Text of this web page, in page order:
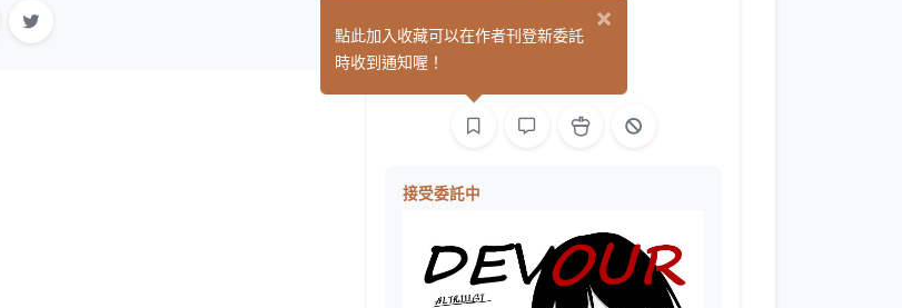
Altruist
接受委託中
×
點此加入收藏可以在作者刊登新委託
時收到通知喔！